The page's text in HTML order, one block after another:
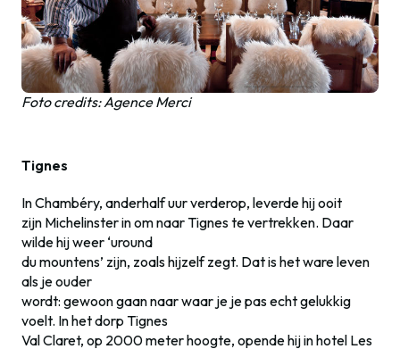
Foto credits: Agence Merci
Tignes
In Chambéry, anderhalf uur verderop, leverde hij ooit
zijn Michelinster in om naar Tignes te vertrekken. Daar
wilde hij weer ‘uround
du mountens’ zijn, zoals hijzelf zegt. Dat is het ware leven
als je ouder
wordt: gewoon gaan naar waar je je pas echt gelukkig
voelt. In het dorp Tignes
Val Claret, op 2000 meter hoogte, opende hij in hotel Les